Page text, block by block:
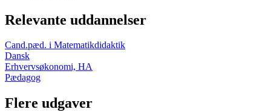
Relevante uddannelser
Cand.pæd. i Matematikdidaktik
Dansk
Erhvervsøkonomi, HA
Pædagog
Flere udgaver